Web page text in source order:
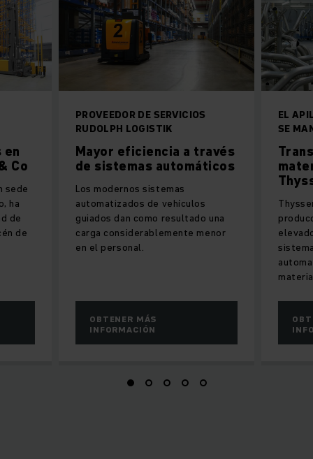
PROVEEDOR DE SERVICIOS
RUDOLPH LOGISTIK
Mayor eficiencia a través
de sistemas automáticos
Los modernos sistemas
automatizados de vehículos
guiados dan como resultado una
carga considerablemente menor
en el personal.
OBTENER MÁS
INFORMACIÓN
EL
SE
Co
sede
ha
de
de